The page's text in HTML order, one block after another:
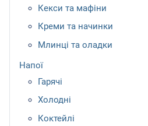
Кекси та мафіни
Креми та начинки
Млинці та оладки
Напої
Гарячі
Холодні
Коктейлі